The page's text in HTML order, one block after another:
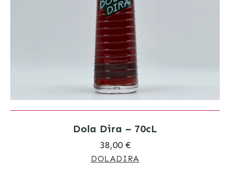
Dola Dira – 70cL
38,00 €
DOLADIRA